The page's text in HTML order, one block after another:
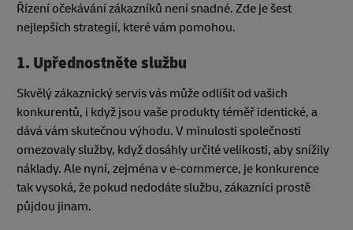
Řízení očekávání zákazníků není snadné. Zde je šest
nejlepších strategií, které vám pomohou.
1. Upřednostněte službu
Skvělý zákaznický servis vás může odlišit od vašich
konkurentů, i když jsou vaše produkty téměř identické, a
dává vám skutečnou výhodu. V minulosti společnosti
omezovaly služby, když dosáhly určité velikosti, aby snížily
náklady. Ale nyní, zejména v e-commerce, je konkurence
tak vysoká, že pokud nedodáte službu, zákazníci prostě
půjdou jinam.